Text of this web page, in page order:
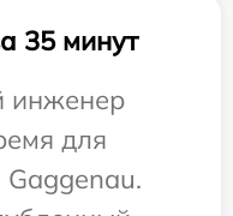
35 минут
инженер
для
Gaggenau.